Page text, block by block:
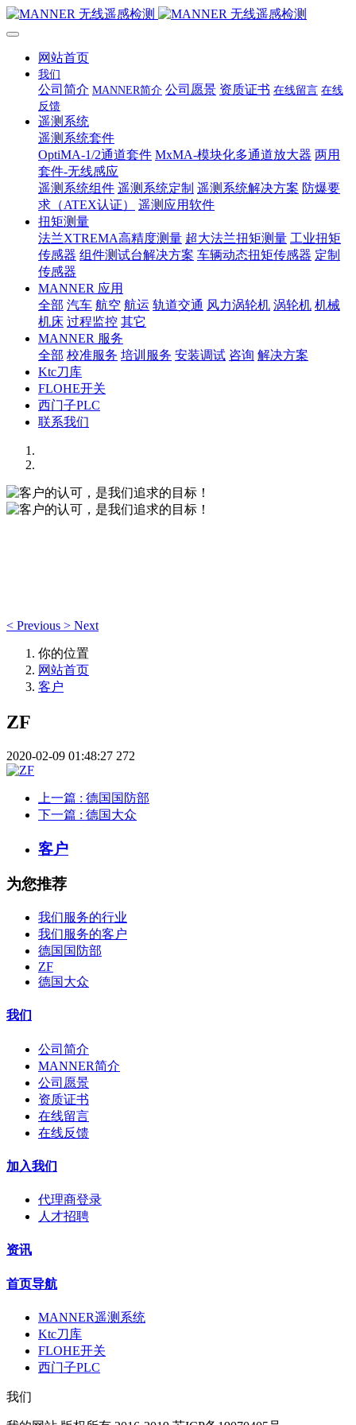
网站首页
我们
公司简介 MANNER简介 公司愿景 资质证书 在线留言 在线
反馈
遥测系统
遥测系统套件
OptiMA-1/2通道套件 MxMA-模块化多通道放大器 两用
套件-无线感应
遥测系统组件 遥测系统定制 遥测系统解决方案 防爆要
求（ATEX认证）
遥测应用软件
扭矩测量
法兰XTREMA高精度测量 超大法兰扭矩测量 工业扭矩
传感器 组件测试台解决方案 车辆动态扭矩传感器 定制
传感器
MANNER 应用
全部 汽车 航空 航运 轨道交通 风力涡轮机 涡轮机 机械
机床 过程监控 其它
MANNER 服务
全部 校准服务 培训服务 安装调试 咨询 解决方案
Ktc刀库
FLOHE开关
西门子PLC
联系我们
< Previous > Next
你的位置
网站首页
客户
ZF
2020-02-09 01:48:27 272
上一篇 : 德国国防部
下一篇 : 德国大众
客户
为您推荐
我们服务的行业
我们服务的客户
德国国防部
ZF
德国大众
我们
公司简介
MANNER简介
公司愿景
资质证书
在线留言
在线反馈
加入我们
代理商登录
人才招聘
资讯
首页导航
MANNER遥测系统
Ktc刀库
FLOHE开关
西门子PLC
我们